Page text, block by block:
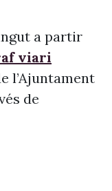
a partir
viari
l’Ajuntament
de